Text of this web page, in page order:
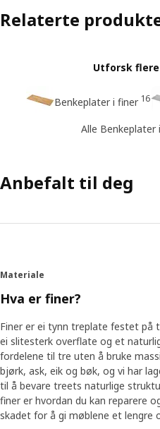
Relaterte
Utforsk
Benkeplater i finer 16
Alle Benkeplater
Anbefalt til deg
Materiale
Hva er finer?
Finer er ei tynn treplate festet på
ei slitesterk overflate og et
fordelene til tre uten å bruke
bjørk, ask, eik og bøk, og vi har
til å bevare treets naturlige
finer er hvordan du kan reparere
skadet for å gi møblene et lengre